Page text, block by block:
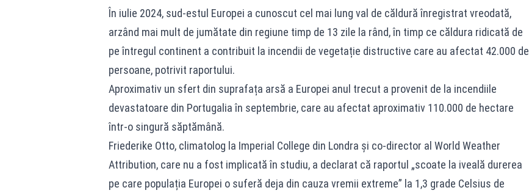
În iulie 2024, sud-estul Europei a cunoscut cel mai lung val de căldură înregistrat vreodată,
arzând mai mult de jumătate din regiune timp de 13 zile la rând, în timp ce căldura ridicată de
pe întregul continent a contribuit la incendii de vegetație distructive care au afectat 42.000 de
persoane, potrivit raportului.
Aproximativ un sfert din suprafața arsă a Europei anul trecut a provenit de la incendiile
devastatoare din Portugalia în septembrie, care au afectat aproximativ 110.000 de hectare
într-o singură săptămână.
Friederike Otto, climatolog la Imperial College din Londra și co-director al World Weather
Attribution, care nu a fost implicată în studiu, a declarat că raportul „scoate la iveală durerea
pe care populația Europei o suferă deja din cauza vremii extreme” la 1,3 grade Celsius de